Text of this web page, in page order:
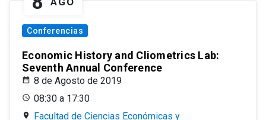
Conferencias
Economic History and Cliometrics Lab:
Seventh Annual Conference
8 de Agosto de 2019
08:30 a 17:30
Facultad de Ciencias Económicas y